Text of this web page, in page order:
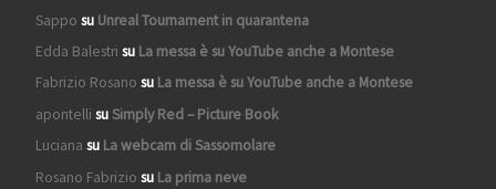
Sappo su Unreal Tournament in quarantena
Edda Balestri su La messa è su YouTube anche a Montese
Fabrizio Rosano su La messa è su YouTube anche a Montese
apontelli suSimply Red – Picture Book
Luciana su La webcam di Sassomolare
Rosano Fabrizio su La prima neve